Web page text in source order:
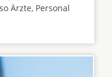
Ärzte, Personal